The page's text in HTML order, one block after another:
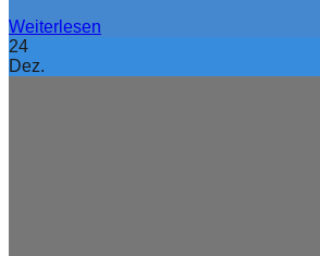
Weiterlesen
24
Dez.